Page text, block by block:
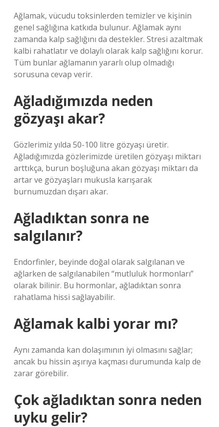
Ağlamak, vücudu toksinlerden temizler ve kişinin
genel sağlığına katkıda bulunur. Ağlamak aynı
zamanda kalp sağlığını da destekler. Stresi azaltmak
kalbi rahatlatır ve dolaylı olarak kalp sağlığını korur.
Tüm bunlar ağlamanın yararlı olup olmadığı
sorusuna cevap verir.
Ağladığımızda neden
gözyaşı akar?
Gözlerimiz yılda 50-100 litre gözyaşı üretir.
Ağladığımızda gözlerimizde üretilen gözyaşı miktarı
arttıkça, burun boşluğuna akan gözyaşı miktarı da
artar ve gözyaşları mukusla karışarak
burnumuzdan dışarı akar.
Ağladıktan sonra ne
salgılanır?
Endorfinler, beyinde doğal olarak salgılanan ve
ağlarken de salgılanabilen “mutluluk hormonları”
olarak bilinir. Bu hormonlar, ağladıktan sonra
rahatlama hissi sağlayabilir.
Ağlamak kalbi yorar mı?
Aynı zamanda kan dolaşımının iyi olmasını sağlar;
ancak bu hissin aşırıya kaçması durumunda kalp de
zarar görebilir.
Çok ağladıktan sonra neden
uyku gelir?